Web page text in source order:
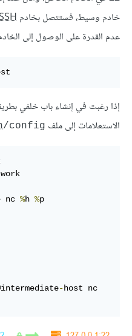
خادم وسيط، فستتصل بخادم
عدم القدرة على الوصول إلى
إذا رغبت في إنشاء باب خلفي
الاستعلامات إلى ملف /config
nc %h %p
-